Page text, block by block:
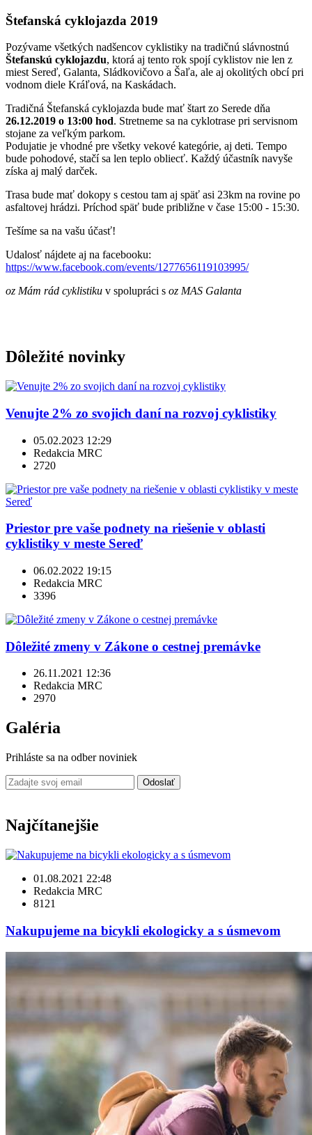
Štefanská cyklojazda 2019
Pozývame všetkých nadšencov cyklistiky na tradičnú slávnostnú
Štefanskú cyklojazdu, ktorá aj tento rok spojí cyklistov nie len z
miest Sereď, Galanta, Sládkovičovo a Šaľa, ale aj okolitých obcí pri
vodnom diele Kráľová, na Kaskádach.
Tradičná Štefanská cyklojazda bude mať štart zo Serede dňa
26.12.2019 o 13:00 hod. Stretneme sa na cyklotrase pri servisnom
stojane za veľkým parkom.
Podujatie je vhodné pre všetky vekové kategórie, aj deti. Tempo
bude pohodové, stačí sa len teplo obliecť. Každý účastník navyše
získa aj malý darček.
Trasa bude mať dokopy s cestou tam aj späť asi 23km na rovine po
asfaltovej hrádzi. Príchod späť bude približne v čase 15:00 - 15:30.
Tešíme sa na vašu účasť!
Udalosť nájdete aj na facebooku:
https://www.facebook.com/events/1277656119103995/
oz Mám rád cyklistiku v spolupráci s oz MAS Galanta
Dôležité novinky
Venujte 2% zo svojich daní na rozvoj cyklistiky
05.02.2023 12:29
Redakcia MRC
2720
Priestor pre vaše podnety na riešenie v oblasti
cyklistiky v meste Sereď
06.02.2022 19:15
Redakcia MRC
3396
Dôležité zmeny v Zákone o cestnej premávke
26.11.2021 12:36
Redakcia MRC
2970
Galéria
Prihláste sa na odber noviniek
Odoslať
Najčítanejšie
01.08.2021 22:48
Redakcia MRC
8121
Nakupujeme na bicykli ekologicky a s úsmevom